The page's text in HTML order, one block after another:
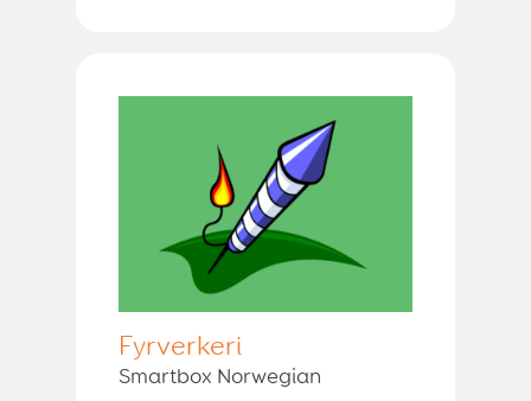
Fyrverkeri
Smartbox Norwegian